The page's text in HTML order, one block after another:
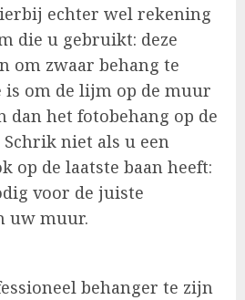
echter wel rekening
die u gebruikt: deze
om zwaar behang te
is om de lijm op de muur
dan het fotobehang op de
niet als u een
op de laatste baan heeft:
voor de juiste
uw muur.
behanger te zijn